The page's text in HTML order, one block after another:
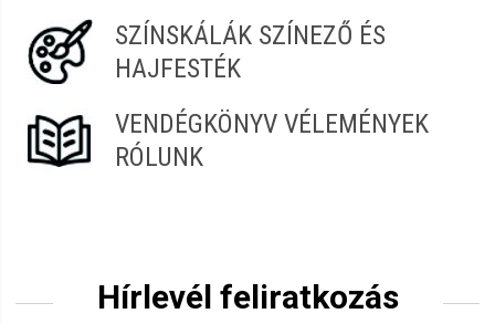
SZÍNSKÁLÁK SZÍNEZŐ ÉS
HAJFESTÉK
VENDÉGKÖNYV VÉLEMÉNYEK
RÓLUNK
Hírlevél feliratkozás